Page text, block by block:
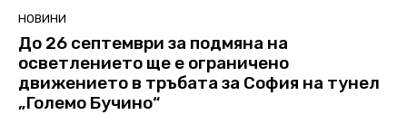
НОВИНИ
До 26 септември за подмяна на
осветлението ще е ограничено
движението в тръбата за София на тунел
„Големо Бучино“